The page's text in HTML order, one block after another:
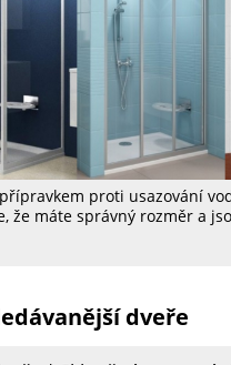
proti usazování
že máte správný rozměr a
dveře